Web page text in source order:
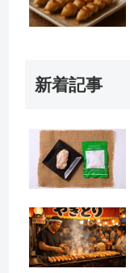
新着記事